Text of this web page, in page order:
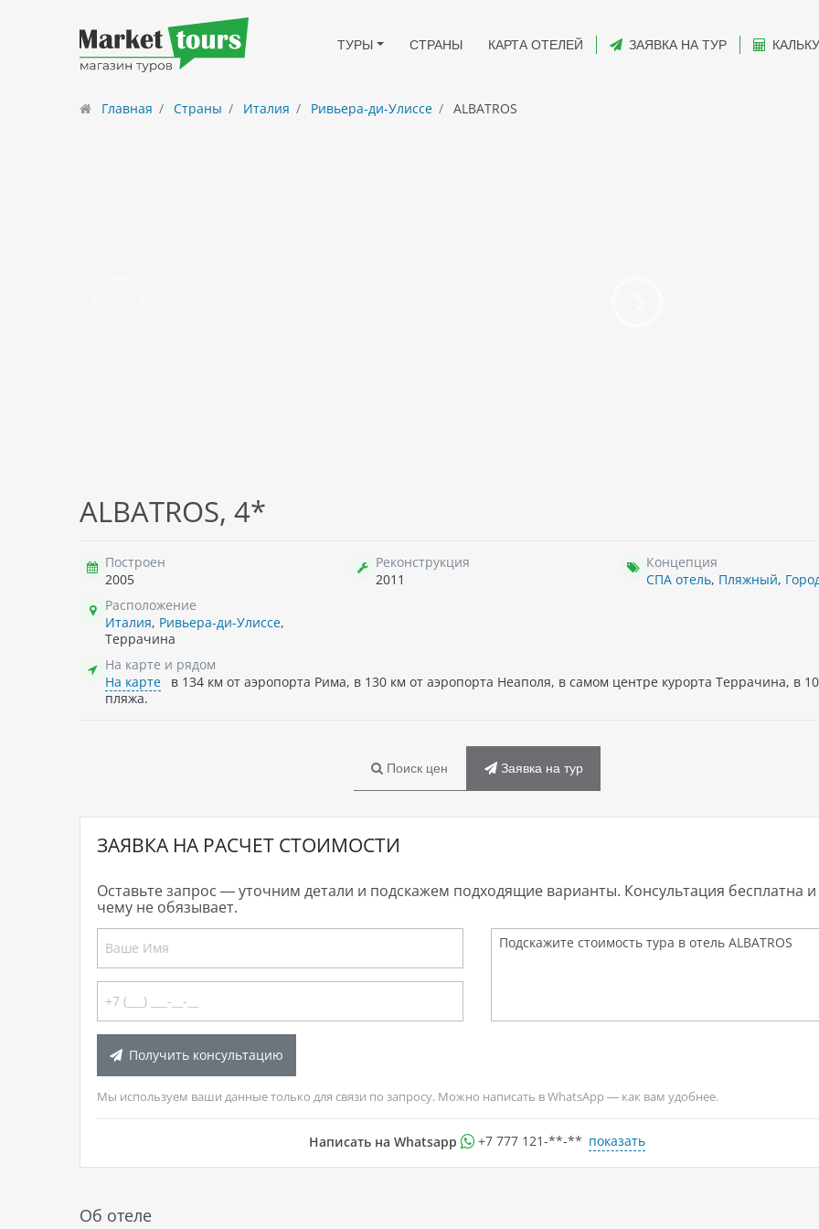
ТУРЫ СТРАНЫ КАРТА ОТЕЛЕЙ ЗАЯВКА НА ТУР
Главная Страны Италия Ривьера-ди-Улиссе ALBATROS
ALBATROS, 4*
Построен
2005
Реконструкция
2011
Концепция
СПА отель, Пляжный,
Расположение
Италия, Ривьера-ди-Улиссе,
Террачина
На карте и рядом
На карте
в 134 км от аэропорта Рима, в 130 км от аэропорта Неаполя, в самом центре курорта Террачина, в
пляжа.
Поиск цен Заявка на тур
ЗАЯВКА НА РАСЧЕТ СТОИМОСТИ
Оставьте запрос — уточним детали и подскажем подходящие варианты. Консультация бесплатна и
чему не обязывает.
Получить консультацию
Мы используем ваши данные только для связи по запросу. Можно написать в WhatsApp — как вам удобнее.
Написать на Whatsapp +7 777 121-**-** показать
Об отеле